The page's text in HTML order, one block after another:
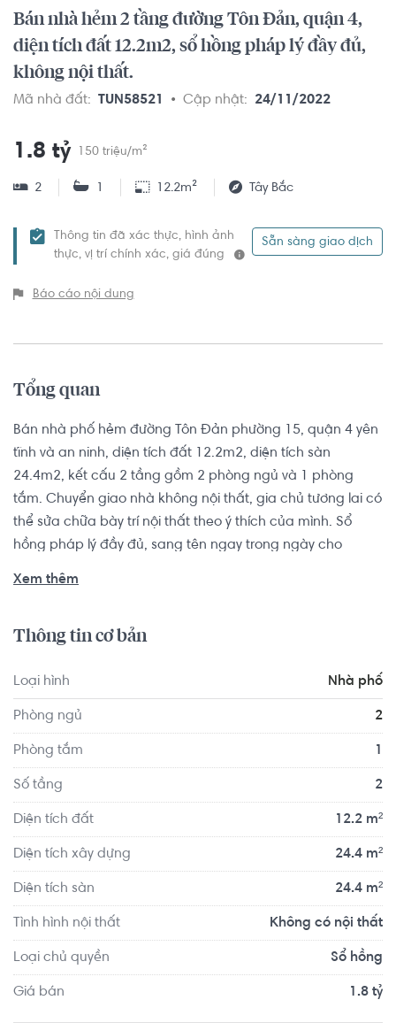
Bán nhà hẻm 2 tầng đường Tôn Đản, quận 4,
diện tích đất 12.2m2, sổ hồng pháp lý đầy đủ,
không nội thất.
Mã nhà đất: TUN58521 Cập nhật: 24/11/2022
1.8 tỷ 150 triệu/m²
2 1 12.2m² Tây Bắc
Thông tin đã xác thực, hình ảnh
thực, vị trí chính xác, giá đúng
Sẵn sàng giao dịch
Báo cáo nội dung
Tổng quan
Bán nhà phố hẻm đường Tôn Đản phường 15, quận 4 yên
tĩnh và an ninh, diện tích đất 12.2m2, diện tích sàn
24.4m2, kết cấu 2 tầng gồm 2 phòng ngủ và 1 phòng
tắm. Chuyển giao nhà không nội thất, gia chủ tương lai có
thể sửa chữa bày trí nội thất theo ý thích của mình. Sổ
hồng pháp lý đầy đủ, sang tên ngay trong ngày cho
đường Nguyễn Tất Thành, kết nối đến Quận 1, Quận 7,
thiện, nằm gần chợ, trường học, chùa, nhà thờ, bưu
điện,... mang lại cuộc sống tiện nghi cho cá nhân và cả
Xem thêm
Thông tin cơ bản
Loại hình Nhà phố
Phòng ngủ 2
Phòng tắm 1
Số tầng 2
Diện tích đất 12.2 m²
Diện tích xây dựng 24.4 m²
Diện tích sàn 24.4 m²
Tình hình nội thất Không có nội thất
Loại chủ quyền Sổ hồng
Giá bán 1.8 tỷ